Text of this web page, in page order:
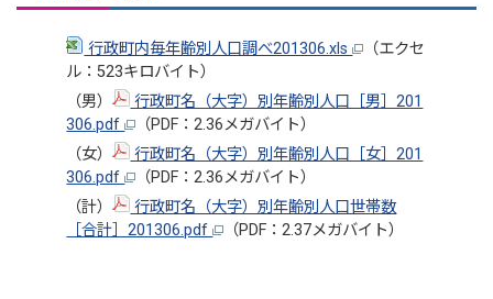
行政町内毎年齢別人口調べ201306.xls
（エクセ
ル：523キロバイト）
（男）
行政町名（大字）別年齢別人口［男］201
306.pdf
（PDF：2.36メガバイト）
（女）
行政町名（大字）別年齢別人口［女］201
306.pdf
（PDF：2.36メガバイト）
（計）
行政町名（大字）別年齢別人口世帯数
［合計］201306.pdf
（PDF：2.37メガバイト）